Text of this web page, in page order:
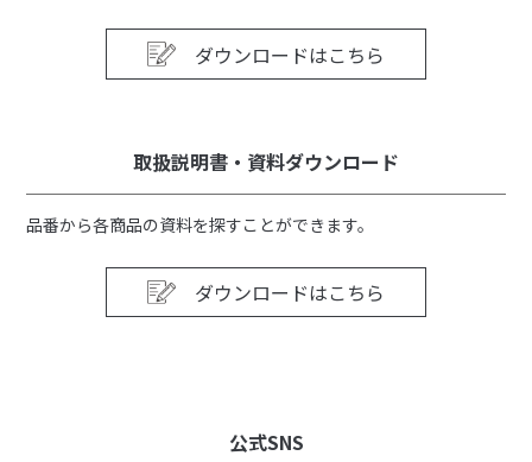
ダウンロードはこちら
取扱説明書・資料ダウンロード
品番から各商品の資料を探すことができます。
ダウンロードはこちら
公式SNS